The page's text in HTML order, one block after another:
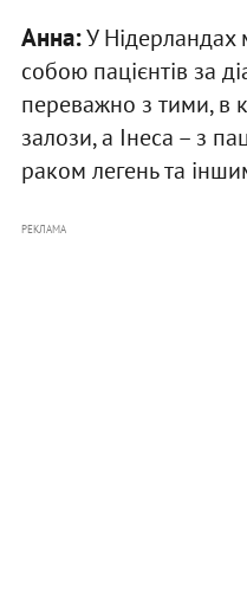
Анна:У Нідерландах
собою пацієнтів за
переважно з тими, в
залози, а Інеса – з
раком легень та
РЕКЛАМА